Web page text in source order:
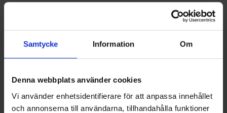
Samtycke Information Om
Denna webbplats använder cookies
Vi använder enhetsidentifierare för att anpassa innehållet
och annonserna till användarna, tillhandahålla funktioner
Abu Garcia Abu Garcia
Atom 25 gr - Koppar
Andra gillade även